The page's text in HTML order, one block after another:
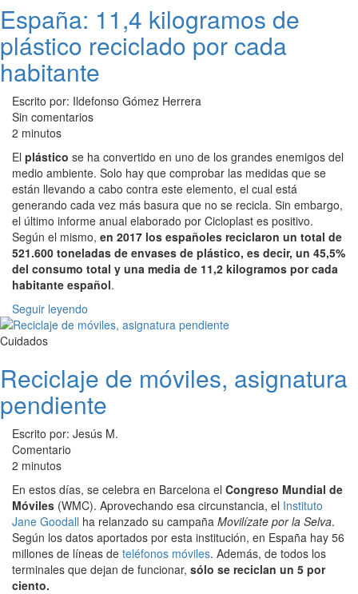
España: 11,4 kilogramos de
plástico reciclado por cada
habitante
Escrito por: Ildefonso Gómez Herrera
Sin comentarios
2 minutos
El plástico se ha convertido en uno de los grandes enemigos del
medio ambiente. Solo hay que comprobar las medidas que se
están llevando a cabo contra este elemento, el cual está
generando cada vez más basura que no se recicla. Sin embargo,
el último informe anual elaborado por Cicloplast es positivo.
Según el mismo, en 2017 los españoles reciclaron un total de
521.600 toneladas de envases de plástico, es decir, un 45,5%
del consumo total y una media de 11,2 kilogramos por cada
habitante español.
Seguir leyendo
Cuidados
Reciclaje de móviles, asignatura
pendiente
Escrito por: Jesús M.
Comentario
2 minutos
En estos días, se celebra en Barcelona el Congreso Mundial de
Móviles (WMC). Aprovechando esa circunstancia, el Instituto
Jane Goodall ha relanzado su campaña Movilízate por la Selva.
Según los datos aportados por esta institución, en España hay 56
millones de líneas de teléfonos móviles. Además, de todos los
terminales que dejan de funcionar, sólo se reciclan un 5 por
ciento.